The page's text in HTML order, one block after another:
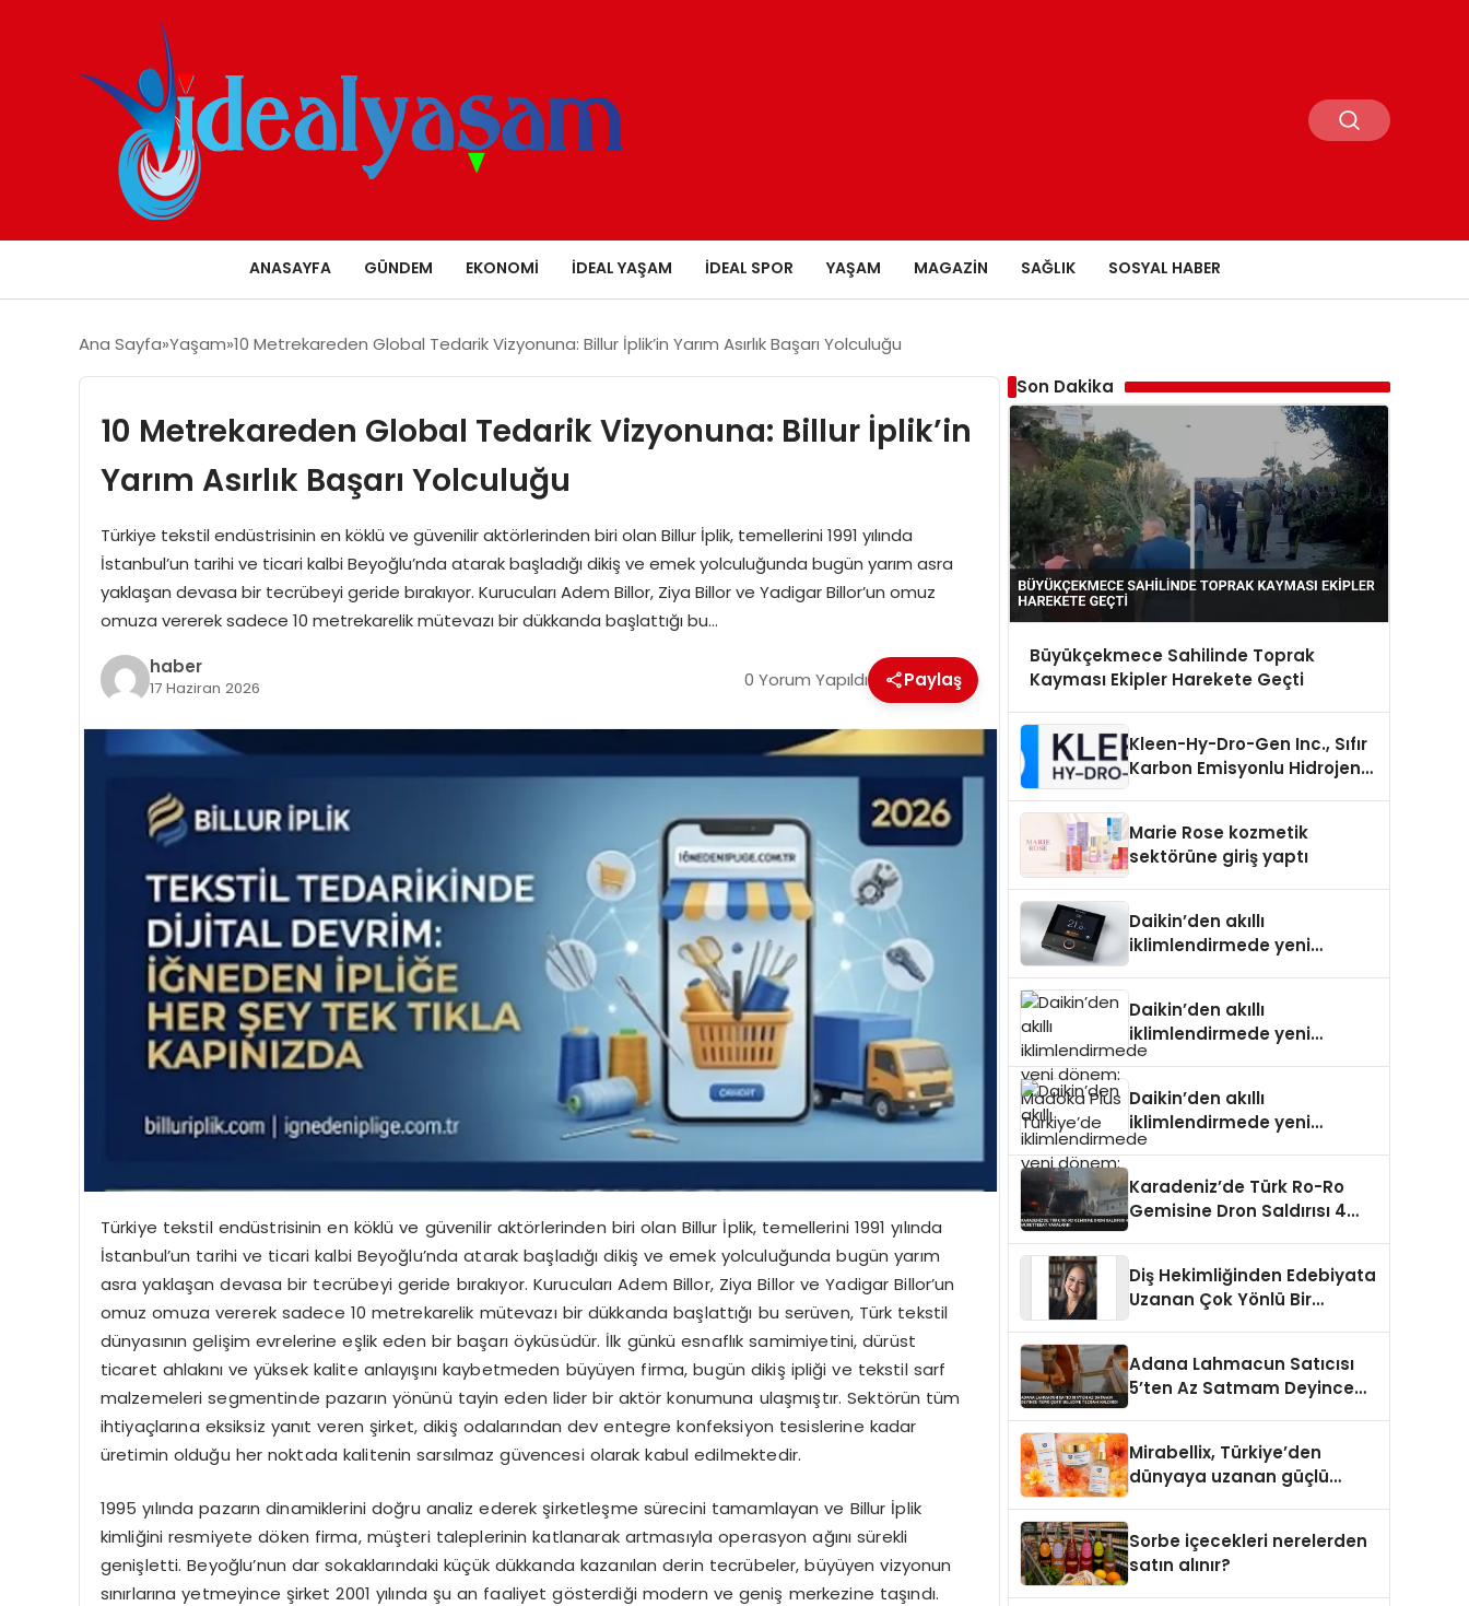
ANASAYFA GÜNDEM EKONOMI İDEAL YAŞAM İDEAL SPOR YAŞAM MAGAZIN SAĞLIK SOSYAL HABER
Ana Sayfa Yaşam 10 Metrekareden Global Tedarik Vizyonuna: Billur İplik’in Yarım Asırlık Başarı Yolculuğu
10 Metrekareden Global Tedarik Vizyonuna: Billur İplik’in
Yarım Asırlık Başarı Yolculuğu
Türkiye tekstil endüstrisinin en köklü ve güvenilir aktörlerinden biri olan Billur İplik, temellerini 1991 yılında
İstanbul’un tarihi ve ticari kalbi Beyoğlu’nda atarak başladığı dikiş ve emek yolculuğunda bugün yarım asra
yaklaşan devasa bir tecrübeyi geride bırakıyor. Kurucuları Adem Billor, Ziya Billor ve Yadigar Billor’un omuz
omuza vererek sadece 10 metrekarelik mütevazı bir dükkanda başlattığı bu…
haber
17 Haziran 2026 0 Yorum Yapıldı Paylaş
Türkiye tekstil endüstrisinin en köklü ve güvenilir aktörlerinden biri olan Billur İplik, temellerini 1991 yılında
İstanbul’un tarihi ve ticari kalbi Beyoğlu’nda atarak başladığı dikiş ve emek yolculuğunda bugün yarım
asra yaklaşan devasa bir tecrübeyi geride bırakıyor. Kurucuları Adem Billor, Ziya Billor ve Yadigar Billor’un
omuz omuza vererek sadece 10 metrekarelik mütevazı bir dükkanda başlattığı bu serüven, Türk tekstil
dünyasının gelişim evrelerine eşlik eden bir başarı öyküsüdür. İlk günkü esnaflık samimiyetini, dürüst
ticaret ahlakını ve yüksek kalite anlayışını kaybetmeden büyüyen firma, bugün dikiş ipliği ve tekstil sarf
malzemeleri segmentinde pazarın yönünü tayin eden lider bir aktör konumuna ulaşmıştır. Sektörün tüm
ihtiyaçlarına eksiksiz yanıt veren şirket, dikiş odalarından dev entegre konfeksiyon tesislerine kadar
üretimin olduğu her noktada kalitenin sarsılmaz güvencesi olarak kabul edilmektedir.
1995 yılında pazarın dinamiklerini doğru analiz ederek şirketleşme sürecini tamamlayan ve Billur İplik
kimliğini resmiyete döken firma, müşteri taleplerinin katlanarak artmasıyla operasyon ağını sürekli
genişletti. Beyoğlu’nun dar sokaklarındaki küçük dükkanda kazanılan derin tecrübeler, büyüyen vizyonun
sınırlarına yetmeyince şirket 2001 yılında şu an faaliyet gösterdiği modern ve geniş merkezine taşındı.
Son Dakika
Büyükçekmece Sahilinde Toprak
Kayması Ekipler Harekete Geçti
Kleen-Hy-Dro-Gen Inc., Sıfır
Karbon Emisyonlu Hidrojen
Aldı
Marie Rose kozmetik
sektörüne giriş yaptı
Daikin’den akıllı
iklimlendirmede yeni
Daikin’den akıllı
iklimlendirmede yeni
dönem: Madoka Plus
Daikin’den akıllı
iklimlendirmede yeni
dönem: Madoka Plus
Karadeniz’de Türk Ro-Ro
Gemisine Dron Saldırısı 4
Diş Hekimliğinden Edebiyata
Uzanan Çok Yönlü Bir
Adana Lahmacun Satıcısı
5’ten Az Satmam Deyince
Mirabellix, Türkiye’den
dünyaya uzanan güçlü
Sorbe içecekleri nerelerden
satın alınır?